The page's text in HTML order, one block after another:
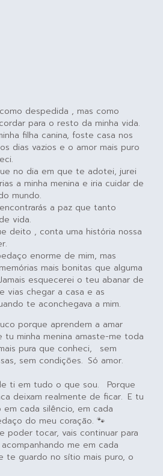
despedida , mas como
para o resto da minha vida.
filha canina, foste casa nos
dias vazios e o amor mais puro
no dia em que te adotei, jurei
a minha menina e iria cuidar de
mundo.
a paz que tanto
vida.
deito , conta uma história nossa
enorme de mim, mas
mais bonitas que alguma
esquecerei o teu abanar de
vias chegar a casa e as
te aconchegava a mim.
porque aprendem a amar
minha menina amaste-me toda
pura que conheci, sem
sem condições. Só amor.
ti em tudo o que sou. Porque
deixam realmente de ficar. E tu
cada silêncio, em cada
do meu coração. 🐾
poder tocar, vais continuar para
me em cada
te guardo no sítio mais puro, o